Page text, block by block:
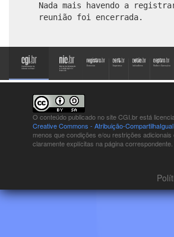
Nada mais havendo a
reunião foi encerrada.
O conteúdo publicado no site CGI.br está
Creative Commons - Atribuição-
menos que condições e/ou restrições
claramente explícitas na página correspondente.